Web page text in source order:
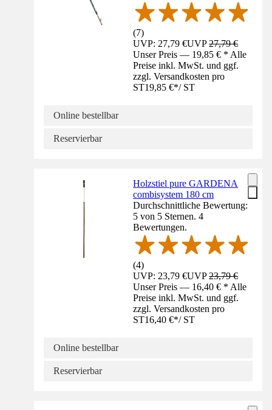
(7)
UVP: 27,79 €UVP27,79 €
Unser Preis — 19,85 € * Alle
Preise inkl. MwSt. und ggf.
zzgl. Versandkosten pro
ST19,85 €*/ ST
Online bestellbar
Reservierbar
Holzstiel pure GARDENA
combisystem 180 cm
Durchschnittliche Bewertung:
5 von 5 Sternen. 4
Bewertungen.
(4)
UVP: 23,79 €UVP23,79 €
Unser Preis — 16,40 € * Alle
Preise inkl. MwSt. und ggf.
zzgl. Versandkosten pro
ST16,40 €*/ ST
Online bestellbar
Reservierbar